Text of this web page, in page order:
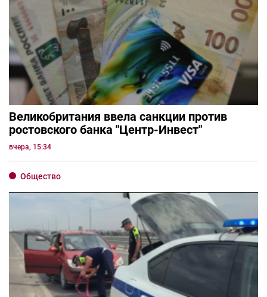
Великобритания ввела санкции против
ростовского банка "Центр-Инвест"
вчера, 15:34
Общество